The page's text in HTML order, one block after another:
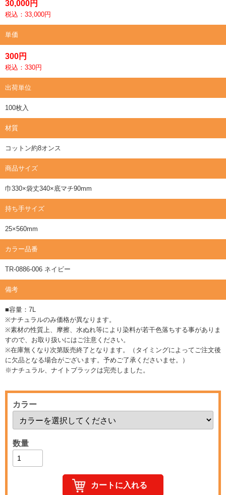
30,000円
税込：33,000円
単価
300円
税込：330円
出荷単位
100枚入
材質
コットン約8オンス
商品サイズ
巾330×袋丈340×底マチ90mm
持ち手サイズ
25×560mm
カラー品番
TR-0886-006 ネイビー
備考
■容量：7L
※ナチュラルのみ価格が異なります。
※素材の性質上、摩擦、水ぬれ等により染料が若干色落ちする事がありま
すので、お取り扱いにはご注意ください。
※在庫無くなり次第販売終了となります。（タイミングによってご注文後
に欠品となる場合がございます。予めご了承くださいませ。）
※ナチュラル、ナイトブラックは完売しました。
カラー
数量